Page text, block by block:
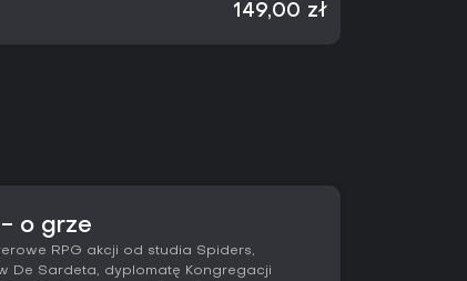
149,00 zł
o grze
RPG akcji od studia Spiders,
De Sardeta, dyplomatę Kongregacji